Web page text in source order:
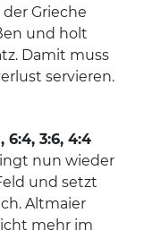
Grieche
und holt
Damit muss
servieren.
6:4, 3:6, 4:4
nun wieder
und setzt
Altmaier
mehr im